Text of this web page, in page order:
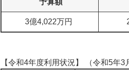
予算額
3億4,022万円
【令和4年度利用状況】 （令和5年3